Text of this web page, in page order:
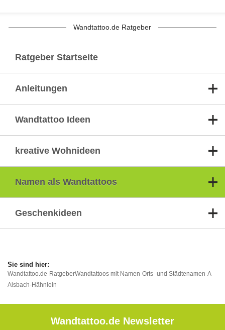
Wandtattoo.de Ratgeber
Ratgeber Startseite
Anleitungen
Wandtattoo Ideen
kreative Wohnideen
Namen als Wandtattoos
Geschenkideen
Wandtattoo.de RatgeberWandtattoos mit Namen Orts- und Städtenamen A
Alsbach-Hähnlein
Wandtattoo.de Newsletter